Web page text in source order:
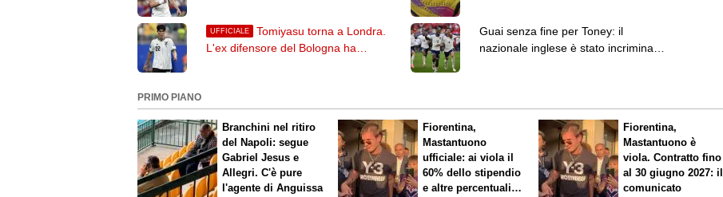
UFFICIALE
Tomiyasu torna a Londra.
L'ex difensore del Bologna ha
Guai senza fine per Toney: il
nazionale inglese è stato incriminato
PRIMO PIANO
Branchini nel ritiro
del Napoli: segue
Gabriel Jesus e
Allegri. C'è pure
l'agente di Anguissa
Fiorentina,
Mastantuono
ufficiale: ai viola il
60% dello stipendio
e altre percentuali
Fiorentina,
Mastantuono è
viola. Contratto fino
al 30 giugno 2027: il
comunicato